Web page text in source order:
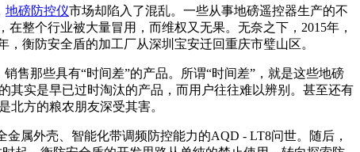
地磅防控仪市场却陷入了混乱。一些从事地磅遥控器生产的不
整个行业被大量冒用，而维权又无果。无奈之下，2015年，
衡防安全盾的加工厂从深圳宝安迁回重庆市璧山区。
售那些具有“时间差”的产品。所谓“时间差”，就是这些地磅
其实是早已过时淘汰的产品，而用户往往难以辨别。甚至还有
方的粮农朋友深受其害。
属外壳、智能化带调频防控能力的AQD - LT8问世。随后，